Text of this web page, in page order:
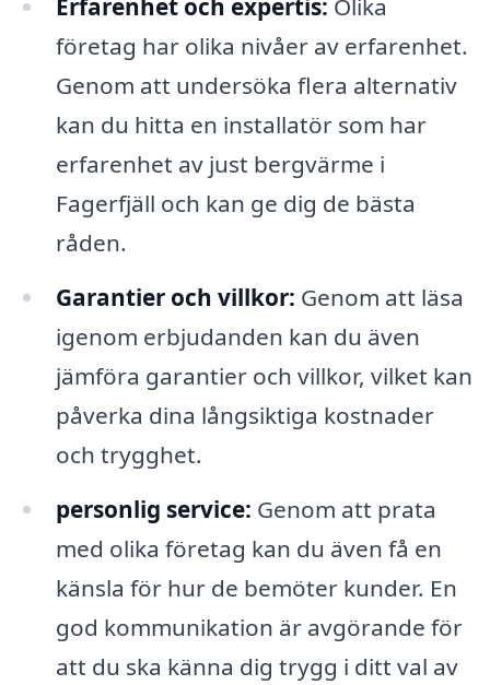
Erfarenhet och expertis: Olika
företag har olika nivåer av erfarenhet.
Genom att undersöka flera alternativ
kan du hitta en installatör som har
erfarenhet av just bergvärme i
Fagerfjäll och kan ge dig de bästa
råden.
Garantier och villkor: Genom att läsa
igenom erbjudanden kan du även
jämföra garantier och villkor, vilket kan
påverka dina långsiktiga kostnader
och trygghet.
personlig service: Genom att prata
med olika företag kan du även få en
känsla för hur de bemöter kunder. En
god kommunikation är avgörande för
att du ska känna dig trygg i ditt val av